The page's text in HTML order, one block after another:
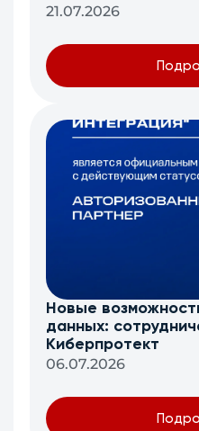
21.07.2026
Новые
данных:
Киберпротект
06.07.2026